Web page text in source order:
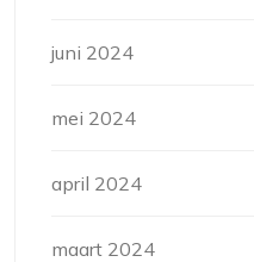
juni 2024
mei 2024
april 2024
maart 2024